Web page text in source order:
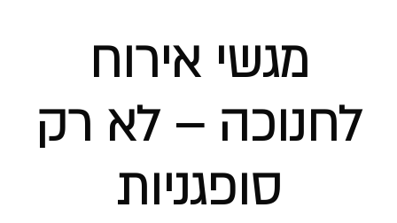
מגשי אירוח
לחנוכה – לא רק
סופגניות